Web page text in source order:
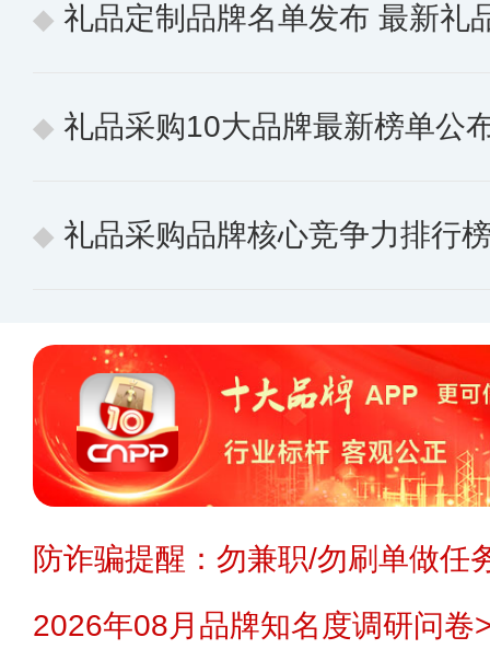
礼品定制品牌名单发布 最新礼
礼品采购10大品牌最新榜单公布
礼品采购品牌核心竞争力排行榜 10个
防诈骗提醒：勿兼职/勿刷单做任
2026年08月品牌知名度调研问卷